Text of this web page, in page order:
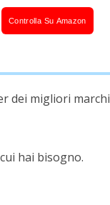
Controlla Su Amazon
dei migliori marchi
hai bisogno.